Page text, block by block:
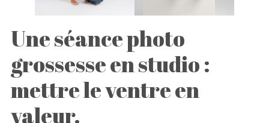
Une séance photo
grossesse en studio :
mettre le ventre en
valeur.